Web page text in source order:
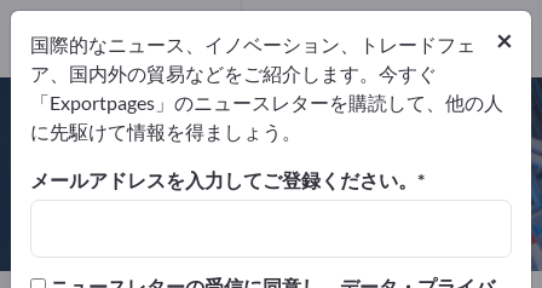
リクエストを送信
電話 ×
国際的なニュース、イノベーション、トレードフェ
ア、国内外の貿易などをご紹介します。今すぐ
「Exportpages」のニュースレターを購読して、他の人
に先駆けて情報を得ましょう。
メールアドレスを入力してご登録ください。